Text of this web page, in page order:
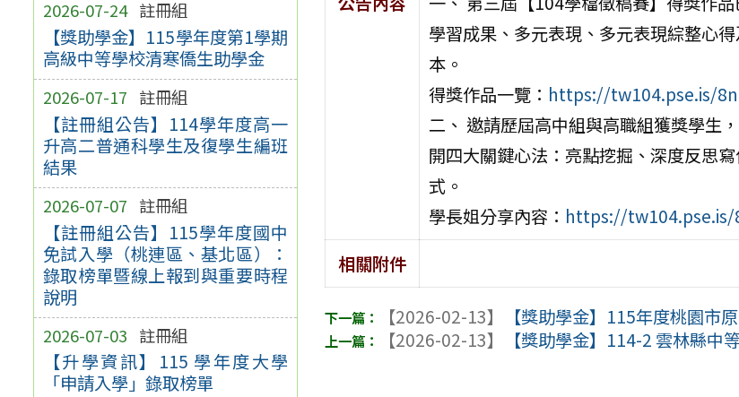
2026-07-24 註冊組
【獎助學金】115學年度第1學期
高級中等學校清寒僑生助學金
2026-07-17 註冊組
【註冊組公告】114學年度高一
升高二普通科學生及復學生編班
結果
2026-07-07 註冊組
【註冊組公告】115學年度國中
免試入學（桃連區、基北區）：
錄取榜單暨線上報到與重要時程
說明
2026-07-03 註冊組
【升學資訊】115 學年度大學
「申請入學」錄取榜單
學習成果、多元表現、多元表現綜整心
本。
得獎作品一覽： https://tw104.pse.is/
二、 邀請歷屆高中組與高職組獲獎學生
開四大關鍵心法：亮點挖掘、深度反思
式。
學長姐分享內容： https://tw104.pse.is/
相關附件
【2026-02-13】
【獎助學金】115年度桃園市
【2026-02-13】
【獎助學金】114-2 雲林縣中